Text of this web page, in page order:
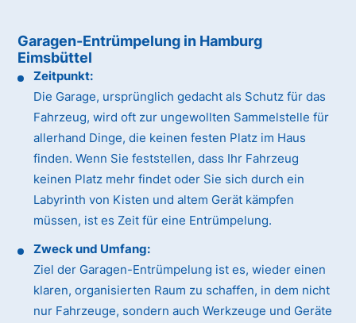
Garagen-Entrümpelung in Hamburg
Eimsbüttel
Zeitpunkt:
Die Garage, ursprünglich gedacht als Schutz für das
Fahrzeug, wird oft zur ungewollten Sammelstelle für
allerhand Dinge, die keinen festen Platz im Haus
finden. Wenn Sie feststellen, dass Ihr Fahrzeug
keinen Platz mehr findet oder Sie sich durch ein
Labyrinth von Kisten und altem Gerät kämpfen
müssen, ist es Zeit für eine Entrümpelung.
Zweck und Umfang:
Ziel der Garagen-Entrümpelung ist es, wieder einen
klaren, organisierten Raum zu schaffen, in dem nicht
nur Fahrzeuge, sondern auch Werkzeuge und Geräte